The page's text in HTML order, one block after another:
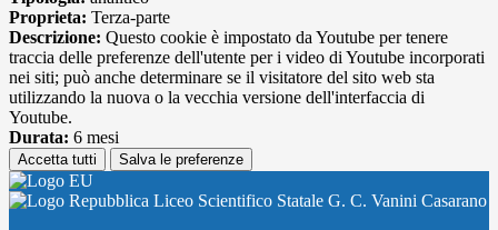
Proprieta: Terza-parte
Descrizione: Questo cookie è impostato da Youtube per tenere
traccia delle preferenze dell'utente per i video di Youtube incorporati
nei siti; può anche determinare se il visitatore del sito web sta
utilizzando la nuova o la vecchia versione dell'interfaccia di
Youtube.
Durata: 6 mesi
Accetta tutti Salva le preferenze
Liceo Scientifico Statale G. C. Vanini Casarano